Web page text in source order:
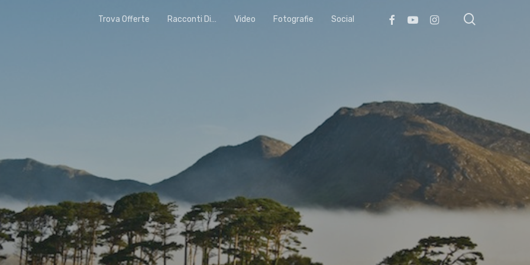
Trova Offerte Racconti Di… Video Fotografie Social FacebookYoutubeInstagram